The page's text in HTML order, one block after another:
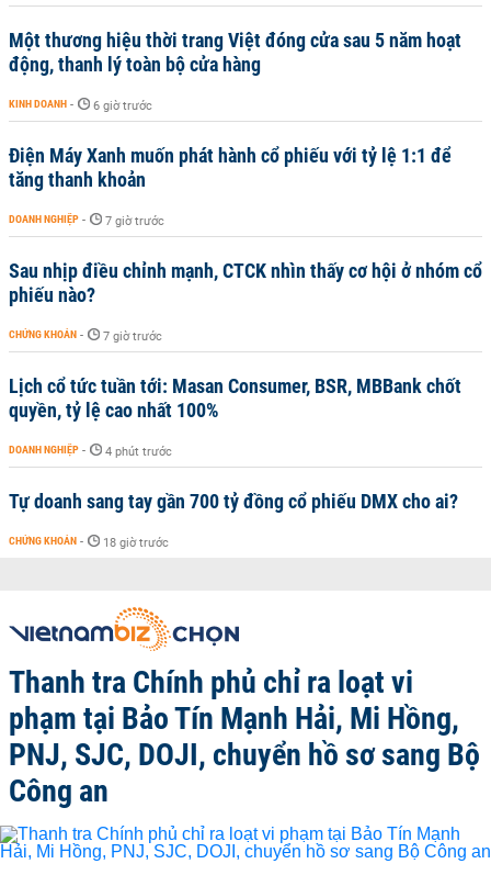
Một thương hiệu thời trang Việt đóng cửa sau 5 năm hoạt
động, thanh lý toàn bộ cửa hàng
KINH DOANH - 6 giờ trước
Điện Máy Xanh muốn phát hành cổ phiếu với tỷ lệ 1:1 để
tăng thanh khoản
DOANH NGHIỆP - 7 giờ trước
Sau nhịp điều chỉnh mạnh, CTCK nhìn thấy cơ hội ở nhóm cổ
phiếu nào?
CHỨNG KHOÁN - 7 giờ trước
Lịch cổ tức tuần tới: Masan Consumer, BSR, MBBank chốt
quyền, tỷ lệ cao nhất 100%
DOANH NGHIỆP - 4 phút trước
Tự doanh sang tay gần 700 tỷ đồng cổ phiếu DMX cho ai?
CHỨNG KHOÁN - 18 giờ trước
Thanh tra Chính phủ chỉ ra loạt vi
phạm tại Bảo Tín Mạnh Hải, Mi Hồng,
PNJ, SJC, DOJI, chuyển hồ sơ sang Bộ
Công an